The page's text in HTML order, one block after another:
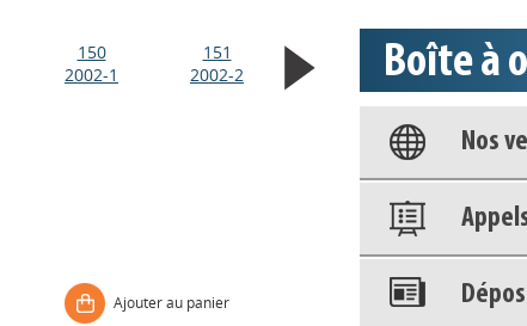
150
2002-1
151
2002-2
Ajouter au panier
Boîte à
Base
Nos